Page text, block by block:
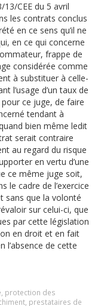
13/CEE du 5 avril
les contrats conclus
en ce sens qu’il ne
en ce qui concerne
frappe de
considérée comme
à substituer à celle-
l’usage d’un taux de
ce juge, de faire
tendant à
bien même ledit
serait contraire
au regard du risque
en vertu d’une
ce même juge soit,
le cadre de l’exercice
sans que la volonté
sur celui-ci, que
par cette législation
en droit et en fait
l’absence de cette
protection des
prestataires de